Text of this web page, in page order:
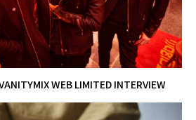
WEB LIMITED INTERVIEW